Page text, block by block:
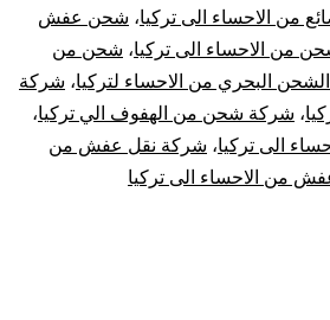
من الاحساء الى تركيا، شحن عفش
من الاحساء الى تركيا، شحن من
البحري من الاحساء لتركيا، شركة
، شركة شحن من الهفوف الي تركيا،
الى تركيا، شركة نقل عفش من
من الاحساء الى تركيا